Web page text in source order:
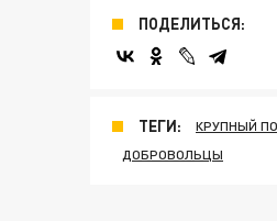
ПОДЕЛИТЬСЯ:
ТЕГИ: КРУПНЫЙ
ДОБРОВОЛЬЦЫ